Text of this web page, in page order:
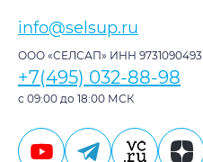
info@selsup.ru
ООО «СЕЛСАП» ИНН 9731090493
+7(495) 032-88-98
с 09:00 до 18:00 МСК